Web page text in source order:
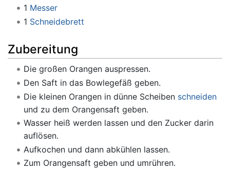
1 Messer
1 Schneidebrett
Zubereitung
Die großen Orangen auspressen.
Den Saft in das Bowlegefäß geben.
Die kleinen Orangen in dünne Scheiben schneiden
und zu dem Orangensaft geben.
Wasser heiß werden lassen und den Zucker darin
auflösen.
Aufkochen und dann abkühlen lassen.
Zum Orangensaft geben und umrühren.